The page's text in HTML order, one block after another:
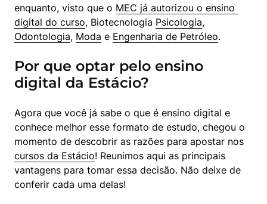
enquanto, visto que o MEC já autorizou o ensino
digital do curso, Biotecnologia Psicologia
Odontologia, Moda e Engenharia de Petróleo.
Por que optar pelo ensino
digital da Estácio?
Agora que você já sabe o que é ensino digital e
conhece melhor esse formato de estudo, chegou o
cursos da Estácio! Reunimos aqui as principais
vantagens para tomar essa decisão. Não deixe de
conferir cada uma delas!